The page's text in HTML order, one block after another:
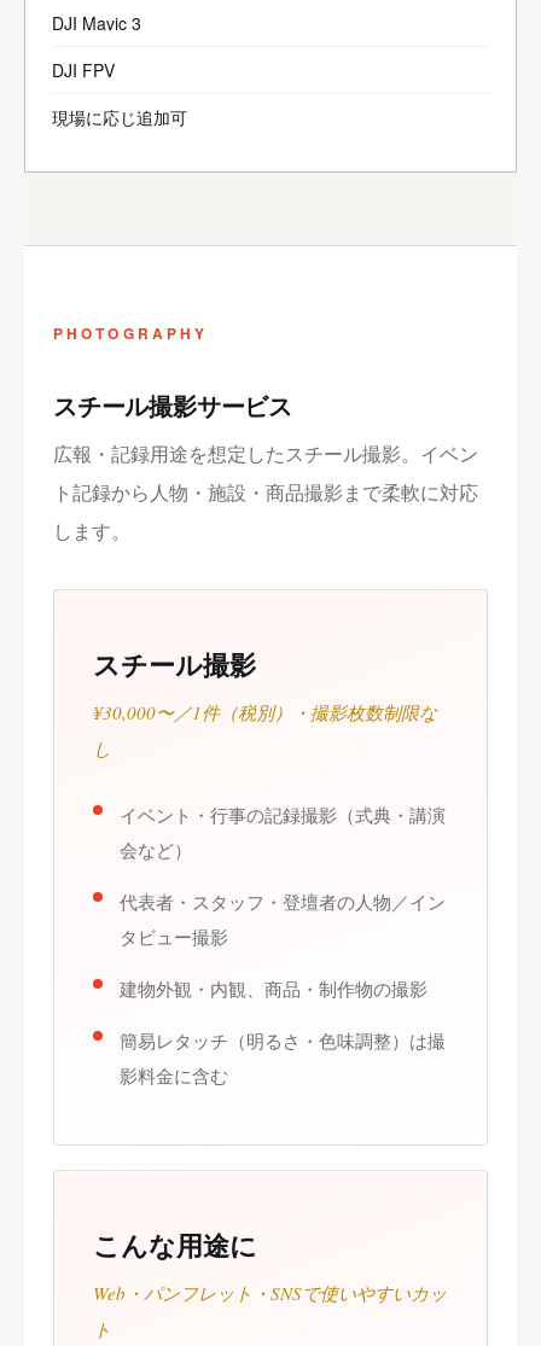
DJI Mavic 3
DJI FPV
現場に応じ追加可
PHOTOGRAPHY
スチール撮影サービス
広報・記録用途を想定したスチール撮影。イベン
ト記録から人物・施設・商品撮影まで柔軟に対応
します。
スチール撮影
¥30,000〜／1件（税別）・撮影枚数制限な
し
イベント・行事の記録撮影（式典・講演
会など）
代表者・スタッフ・登壇者の人物／イン
タビュー撮影
建物外観・内観、商品・制作物の撮影
簡易レタッチ（明るさ・色味調整）は撮
影料金に含む
こんな用途に
Web・パンフレット・SNSで使いやすいカッ
ト